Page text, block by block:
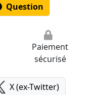
Question
Paiement
sécurisé
X (ex-Twitter)